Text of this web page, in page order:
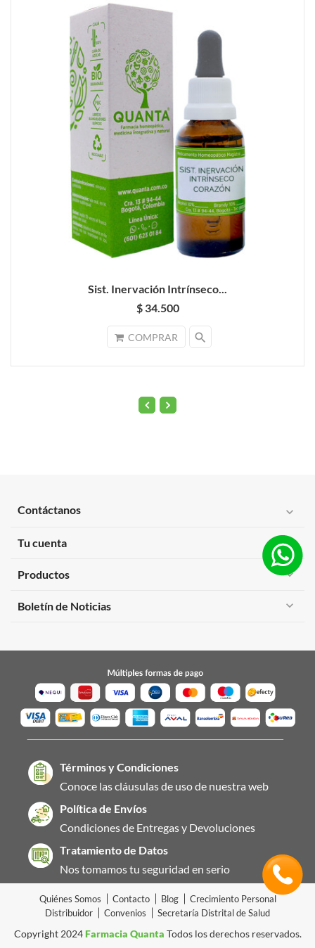
Sist. Inervación Intrínseco...
$ 34.500
COMPRAR search
Contáctanos expand_more
Tu cuenta expand_more
Productos expand_more
Boletín de Noticias expand_more
Términos y Condiciones
Conoce las cláusulas de uso de nuestra web
Política de Envíos
Condiciones de Entregas y Devoluciones
Tratamiento de Datos
Nos tomamos tu seguridad en serio
Quiénes Somos Contacto Blog
Crecimiento Personal
Distribuidor
Convenios Secretaría Distrital de Salud
Copyright 2024Farmacia Quanta Todos los derechos reservados.